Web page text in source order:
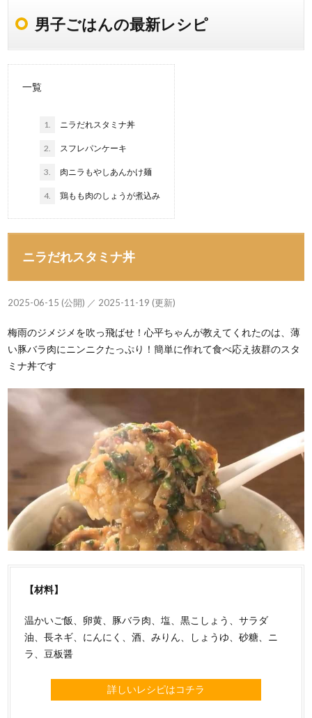
男子ごはんの最新レシピ
一覧
1. ニラだれスタミナ丼
2. スフレパンケーキ
3. 肉ニラもやしあんかけ麺
4. 鶏もも肉のしょうが煮込み
ニラだれスタミナ丼
2025-06-15 (公開) ／ 2025-11-19 (更新)
梅雨のジメジメを吹っ飛ばせ！心平ちゃんが教えてくれたのは、薄
い豚バラ肉にニンニクたっぷり！簡単に作れて食べ応え抜群のスタ
ミナ丼です
【材料】
温かいご飯、卵黄、豚バラ肉、塩、黒こしょう、サラダ
油、長ネギ、にんにく、酒、みりん、しょうゆ、砂糖、ニ
ラ、豆板醤
詳しいレシピはコチラ